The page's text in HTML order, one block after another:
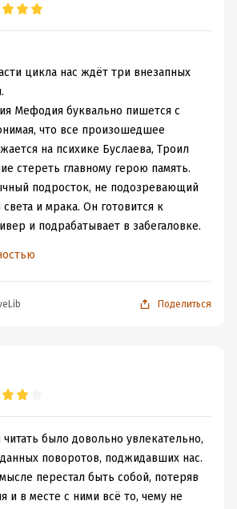
цикла нас ждёт три внезапных
Мефодия буквально пишется с
что все произошедшее
на психике Буслаева, Троил
стереть главному герою память.
подросток, не подозревающий
и мрака. Он готовится к
и подрабатывает в забегаловке.
по-прежнему интересно.
могут быть у поцелуя, к тому же
путем? Самые серьезные. Ирка
облик и превращается в одну из
волчица полностью подавляет
невозможно общаться и на
Вся магия валькирий бессильна,
страдания Багрова. Эта линия в
Поделиться
читать было довольно увлекательно,
поворотов, поджидавших нас.
перестал быть собой, потеряв
и в месте с ними всё то, чему не